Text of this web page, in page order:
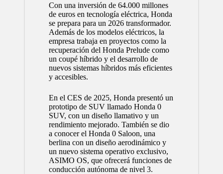
Con una inversión de 64.000 millones
de euros en tecnología eléctrica, Honda
se prepara para un 2026 transformador.
Además de los modelos eléctricos, la
empresa trabaja en proyectos como la
recuperación del Honda Prelude como
un coupé híbrido y el desarrollo de
nuevos sistemas híbridos más eficientes
y accesibles.
En el CES de 2025, Honda presentó un
prototipo de SUV llamado Honda 0
SUV, con un diseño llamativo y un
rendimiento mejorado. También se dio
a conocer el Honda 0 Saloon, una
berlina con un diseño aerodinámico y
un nuevo sistema operativo exclusivo,
ASIMO OS, que ofrecerá funciones de
conducción autónoma de nivel 3.